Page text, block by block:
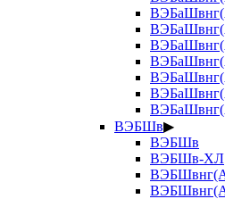
ВЭБШв▶
ВЭБШв
ВЭБШв-ХЛ